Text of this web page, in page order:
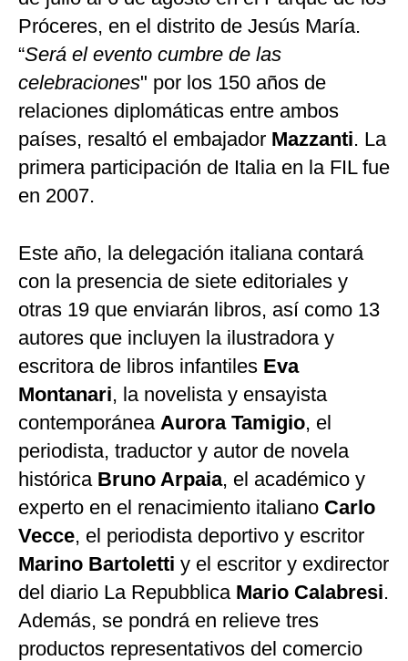
Próceres, en el distrito de Jesús María.
“Será el evento cumbre de las
celebraciones" por los 150 años de
relaciones diplomáticas entre ambos
países, resaltó el embajador Mazzanti. La
primera participación de Italia en la FIL fue
en 2007.
Este año, la delegación italiana contará
con la presencia de siete editoriales y
otras 19 que enviarán libros, así como 13
autores que incluyen la ilustradora y
escritora de libros infantiles Eva
Montanari, la novelista y ensayista
contemporánea Aurora Tamigio, el
periodista, traductor y autor de novela
histórica Bruno Arpaia, el académico y
experto en el renacimiento italiano Carlo
Vecce, el periodista deportivo y escritor
Marino Bartoletti y el escritor y exdirector
del diario La Repubblica Mario Calabresi.
Además, se pondrá en relieve tres
productos representativos del comercio